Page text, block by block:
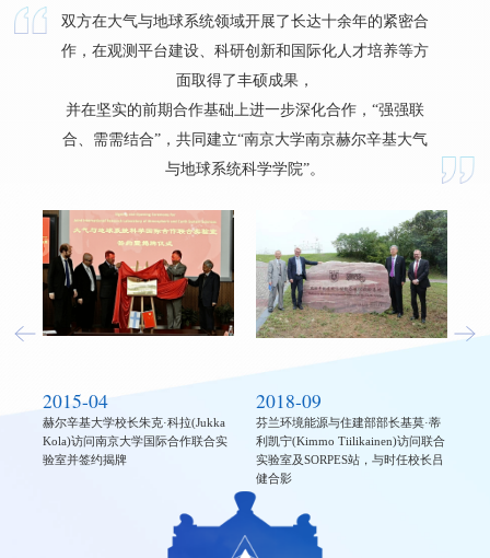
双方在大气与地球系统领域开展了长达十余年的紧密合
作，在观测平台建设、科研创新和国际化人才培养等方
面取得了丰硕成果，
并在坚实的前期合作基础上进一步深化合作，“强强联
合、需需结合”，共同建立“南京大学南京赫尔辛基大气
与地球系统科学学院”。
2015-04
赫尔辛基大学校长朱克·科拉(Jukka
Kola)访问南京大学国际合作联合实
验室并签约揭牌
2018-09
芬兰环境能源与住建部部长基莫·蒂
利凯宁(Kimmo Tiilikainen)访问联合
实验室及SORPES站，与时任校长吕
健合影